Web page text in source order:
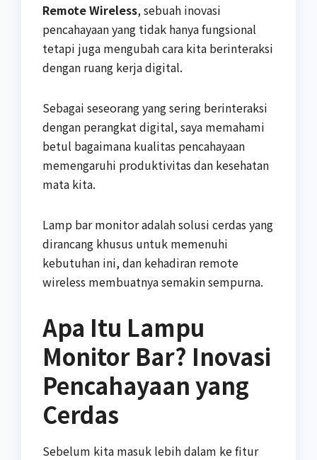
Remote Wireless, sebuah inovasi
pencahayaan yang tidak hanya fungsional
tetapi juga mengubah cara kita berinteraksi
dengan ruang kerja digital.
Sebagai seseorang yang sering berinteraksi
dengan perangkat digital, saya memahami
betul bagaimana kualitas pencahayaan
memengaruhi produktivitas dan kesehatan
mata kita.
Lamp bar monitor adalah solusi cerdas yang
dirancang khusus untuk memenuhi
kebutuhan ini, dan kehadiran remote
wireless membuatnya semakin sempurna.
Apa Itu Lampu
Monitor Bar? Inovasi
Pencahayaan yang
Cerdas
Sebelum kita masuk lebih dalam ke fitur